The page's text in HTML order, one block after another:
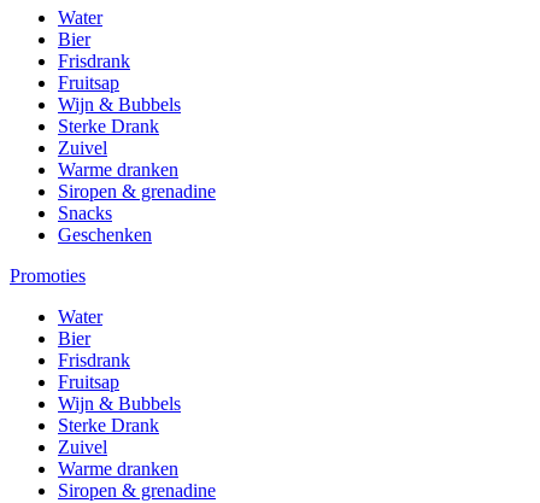
Water
Bier
Frisdrank
Fruitsap
Wijn & Bubbels
Sterke Drank
Zuivel
Warme dranken
Siropen & grenadine
Snacks
Geschenken
Promoties
Water
Bier
Frisdrank
Fruitsap
Wijn & Bubbels
Sterke Drank
Zuivel
Warme dranken
Siropen & grenadine